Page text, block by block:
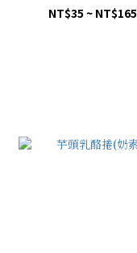
NT$35 ~ NT$165